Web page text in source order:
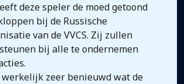
deze speler de moed getoond
bij de Russische
van de VVCS. Zij zullen
bij alle te ondernemen
werkelijk zeer benieuwd wat de